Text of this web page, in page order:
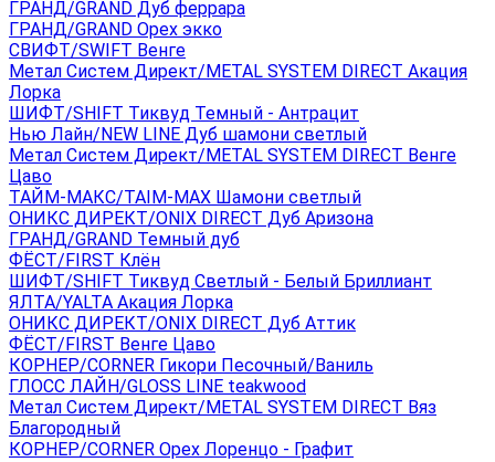
ГРАНД/GRAND Дуб феррара
ГРАНД/GRAND Орех экко
СВИФТ/SWIFT Венге
Метал Систем Директ/METAL SYSTEM DIRECT Акация
Лорка
ШИФТ/SHIFT Тиквуд Темный - Антрацит
Нью Лайн/NEW LINE Дуб шамони светлый
Метал Систем Директ/METAL SYSTEM DIRECT Венге
Цаво
ТАЙМ-МАКС/TAIM-MAX Шамони светлый
ОНИКС ДИРЕКТ/ONIX DIRECT Дуб Аризона
ГРАНД/GRAND Темный дуб
ФЁСТ/FIRST Клён
ШИФТ/SHIFT Тиквуд Светлый - Белый Бриллиант
ЯЛТА/YALTA Акация Лорка
ОНИКС ДИРЕКТ/ONIX DIRECT Дуб Аттик
ФЁСТ/FIRST Венге Цаво
КОРНЕР/CORNER Гикори Песочный/Ваниль
ГЛОСС ЛАЙН/GLOSS LINE teakwood
Метал Систем Директ/METAL SYSTEM DIRECT Вяз
Благородный
КОРНЕР/CORNER Орех Лоренцо - Графит